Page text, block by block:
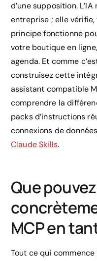
d’une supposition.
entreprise ; elle
principe fonctionne
votre boutique en
agenda. Et comme
construisez cette
assistant compatible
comprendre la
packs d’instructions
connexions de
Claude Skills.
Que
MCP en
Tout ce qui